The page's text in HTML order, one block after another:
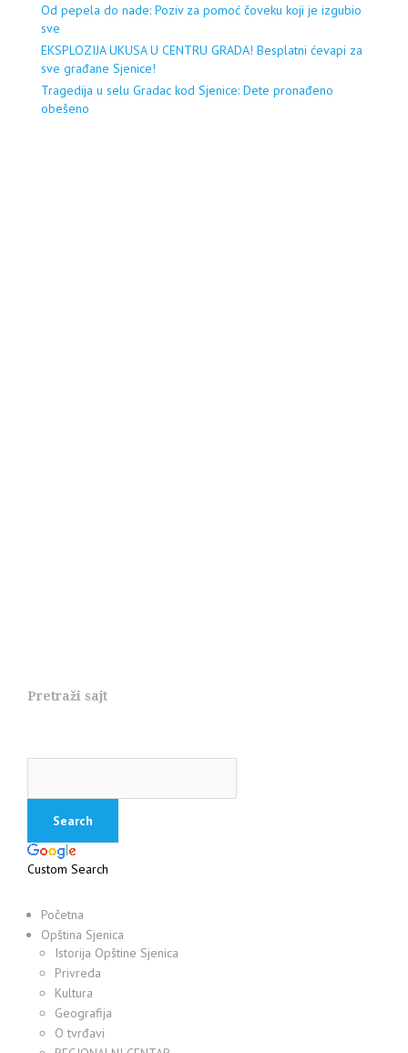
Od pepela do nade: Poziv za pomoć čoveku koji je izgubio
sve
EKSPLOZIJA UKUSA U CENTRU GRADA! Besplatni ćevapi za
sve građane Sjenice!
Tragedija u selu Gradac kod Sjenice: Dete pronađeno
obešeno
Pretraži sajt
Custom Search
Početna
Opština Sjenica
Istorija Opštine Sjenica
Privreda
Kultura
Geografija
O tvrđavi